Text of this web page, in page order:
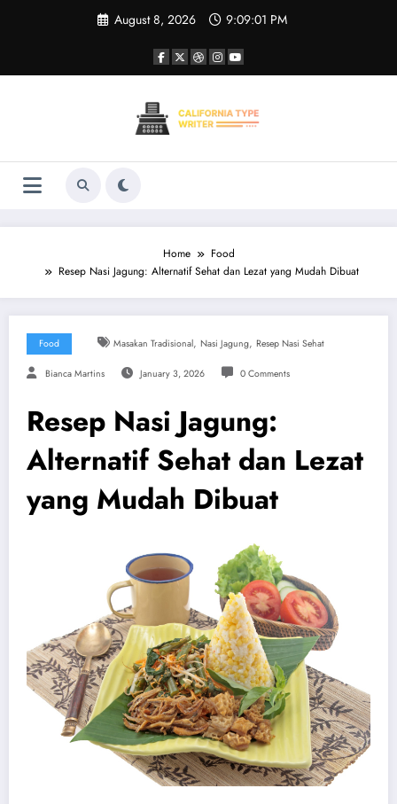
August 8, 2026 9:09:01 PM
Home
Food
Resep Nasi Jagung: Alternatif Sehat dan Lezat yang Mudah Dibuat
Food Masakan Tradisional, Nasi Jagung, Resep Nasi Sehat
Bianca Martins January 3, 2026 0 Comments
Resep Nasi Jagung:
Alternatif Sehat dan Lezat
yang Mudah Dibuat